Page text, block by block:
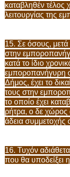
καταβληθέν τέλος
λειτουργίας της
15. Σε όσους, μετά
στην
κατά το ίδιο
εμποροπανήγυρη
Δήμος, έχει το
τους στην
το οποίο έχει
ρήτρα, ο δε χώρος
άδεια
16. Τυχόν
που θα υποδείξει